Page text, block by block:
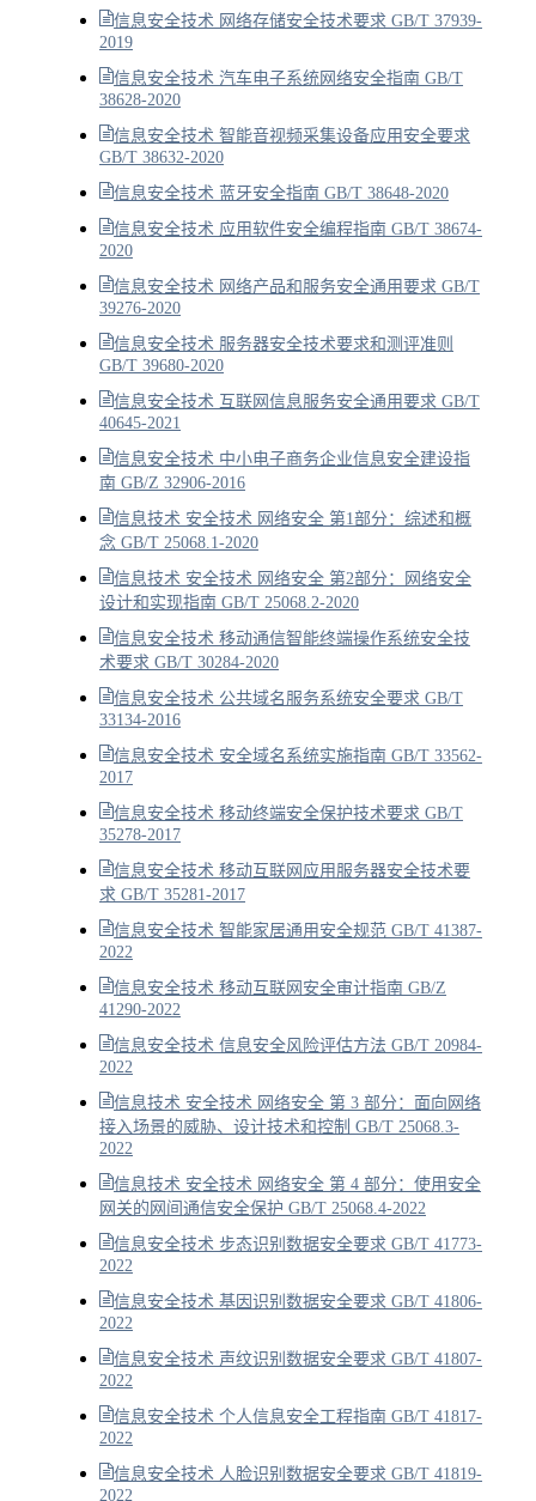
信息安全技术 网络存储安全技术要求 GB/T 37939-
2019
信息安全技术 汽车电子系统网络安全指南 GB/T
38628-2020
信息安全技术 智能音视频采集设备应用安全要求
GB/T 38632-2020
信息安全技术 蓝牙安全指南 GB/T 38648-2020
信息安全技术 应用软件安全编程指南 GB/T 38674-
2020
信息安全技术 网络产品和服务安全通用要求 GB/T
39276-2020
信息安全技术 服务器安全技术要求和测评准则
GB/T 39680-2020
信息安全技术 互联网信息服务安全通用要求 GB/T
40645-2021
信息安全技术 中小电子商务企业信息安全建设指
南 GB/Z 32906-2016
信息技术 安全技术 网络安全 第1部分：综述和概
念 GB/T 25068.1-2020
信息技术 安全技术 网络安全 第2部分：网络安全
设计和实现指南 GB/T 25068.2-2020
信息安全技术 移动通信智能终端操作系统安全技
术要求 GB/T 30284-2020
信息安全技术 公共域名服务系统安全要求 GB/T
33134-2016
信息安全技术 安全域名系统实施指南 GB/T 33562-
2017
信息安全技术 移动终端安全保护技术要求 GB/T
35278-2017
信息安全技术 移动互联网应用服务器安全技术要
求 GB/T 35281-2017
信息安全技术 智能家居通用安全规范 GB/T 41387-
2022
信息安全技术 移动互联网安全审计指南 GB/Z
41290-2022
信息安全技术 信息安全风险评估方法 GB/T 20984-
2022
信息技术 安全技术 网络安全 第 3 部分：面向网络
接入场景的威胁、设计技术和控制 GB/T 25068.3-
2022
信息技术 安全技术 网络安全 第 4 部分：使用安全
网关的网间通信安全保护 GB/T 25068.4-2022
信息安全技术 步态识别数据安全要求 GB/T 41773-
2022
信息安全技术 基因识别数据安全要求 GB/T 41806-
2022
信息安全技术 声纹识别数据安全要求 GB/T 41807-
2022
信息安全技术 个人信息安全工程指南 GB/T 41817-
2022
信息安全技术 人脸识别数据安全要求 GB/T 41819-
2022